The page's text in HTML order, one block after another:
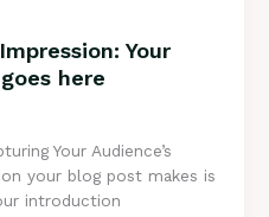
Your
here
Your Audience’s
your blog post makes is
introduction